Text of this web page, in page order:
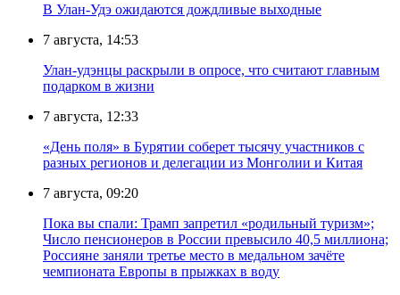
В Улан-Удэ ожидаются дождливые выходные
7 августа, 14:53
Улан-удэнцы раскрыли в опросе, что считают главным
подарком в жизни
7 августа, 12:33
«День поля» в Бурятии соберет тысячу участников с
разных регионов и делегации из Монголии и Китая
7 августа, 09:20
Пока вы спали: Трамп запретил «родильный туризм»;
Число пенсионеров в России превысило 40,5 миллиона;
Россияне заняли третье место в медальном зачёте
чемпионата Европы в прыжках в воду